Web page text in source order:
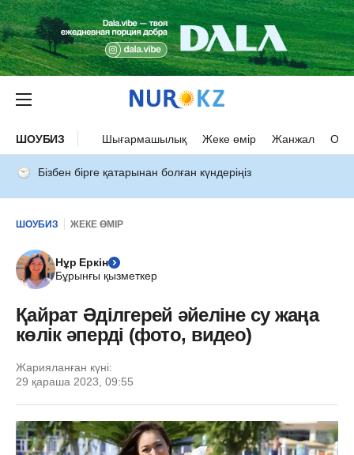
ШОУБИЗ Шығармашылық Жеке өмір Жанжал
Бізбен бірге қатарынан болған күндеріңіз
ШОУБИЗ ЖЕКЕ ӨМІР
Нұр Еркін
Бұрынғы қызметкер
Қайрат Әділгерей әйеліне су жаңа
көлік әперді (фото, видео)
Жарияланған күні:
29 қараша 2023, 09:55